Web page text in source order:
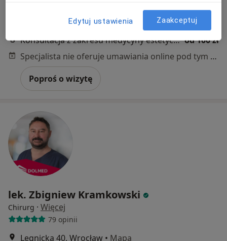
Mapa
Dr Agata Postek
Konsultacja z zakresu medycyny estetycznej od 100 zł
Specjalista nie oferuje umawiania online pod tym adresem.
Poproś o wizytę
lek. Zbigniew Kramkowski
Chirurg · Więcej
79 opinii
Legnicka 40, Wrocław • Mapa
Edytuj ustawienia Zaakceptuj